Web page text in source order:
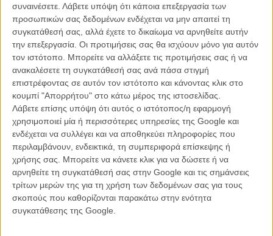
συναινέσετε. Λάβετε υπόψη ότι κάποια επεξεργασία των
προσωπικών σας δεδομένων ενδέχεται να μην απαιτεί τη
συγκατάθεσή σας, αλλά έχετε το δικαίωμα να αρνηθείτε αυτήν
την επεξεργασία. Οι προτιμήσεις σας θα ισχύουν μόνο για αυτόν
τον ιστότοπο. Μπορείτε να αλλάξετε τις προτιμήσεις σας ή να
ανακαλέσετε τη συγκατάθεσή σας ανά πάσα στιγμή
επιστρέφοντας σε αυτόν τον ιστότοπο και κάνοντας κλικ στο
κουμπί "Απορρήτου" στο κάτω μέρος της ιστοσελίδας.
Λάβετε επίσης υπόψη ότι αυτός ο ιστότοπος/η εφαρμογή
χρησιμοποιεί μία ή περισσότερες υπηρεσίες της Google και
ενδέχεται να συλλέγει και να αποθηκεύει πληροφορίες που
περιλαμβάνουν, ενδεικτικά, τη συμπεριφορά επίσκεψης ή
χρήσης σας. Μπορείτε να κάνετε κλικ για να δώσετε ή να
αρνηθείτε τη συγκατάθεσή σας στην Google και τις σημάνσεις
τρίτων μερών της για τη χρήση των δεδομένων σας για τους
σκοπούς που καθορίζονται παρακάτω στην ενότητα
συγκατάθεσης της Google.
Βιμ Βέντερς
Συνέντευξη
Η επιτυχία είναι υπερτιμημένη. Δεν σε κάνει
καλύτερο, δεν σε πάει πουθενά η επιτυχία. Είναι
απλώς ένα ωραίο, ανεβαστικό, επιφανειακό
συναίσθημα.»
CONNECT
Εγγράψου στο εβδομαδιαίο newsletter μας.